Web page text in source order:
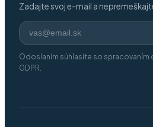
Zadajte svoj e-mail a
Odoslaním súhlasíte so
GDPR.